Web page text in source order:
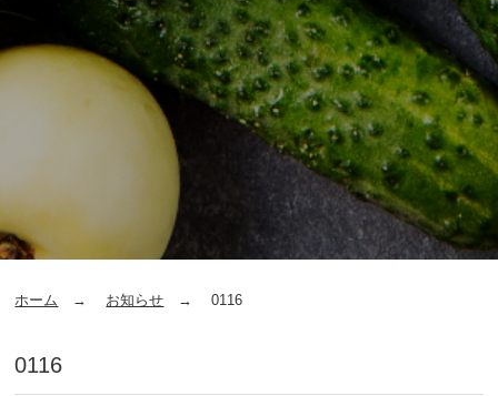
ホーム お知らせ 0116
0116